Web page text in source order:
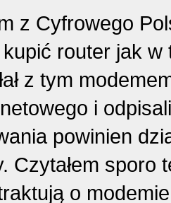
z Cyfrowego
router jak
z tym
i
powinien
Czytałem
o